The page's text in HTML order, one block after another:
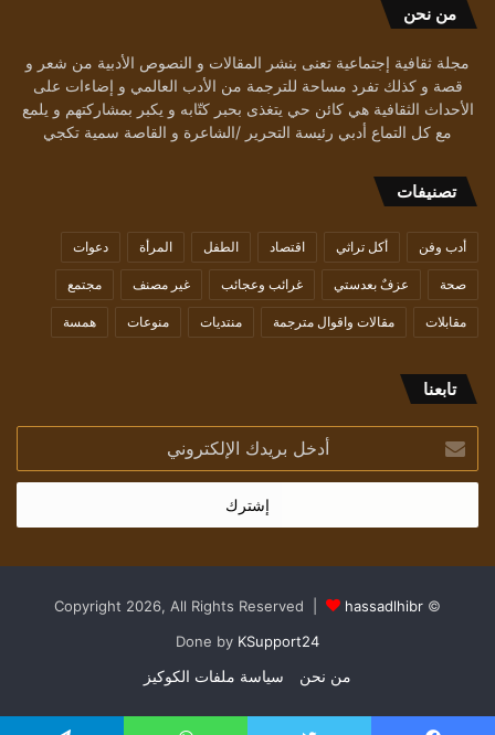
من نحن
مجلة ثقافية إجتماعية تعنى بنشر المقالات و النصوص الأدبية من شعر و
قصة و كذلك تفرد مساحة للترجمة من الأدب العالمي و إضاءات على
الأحداث الثقافية هي كائن حي يتغذى بحبر كتّابه و يكبر بمشاركتهم و يلمع
مع كل التماع أدبي رئيسة التحرير /الشاعرة و القاصة سمية تكجي
تصنيفات
أدب وفن أكل تراثي اقتصاد الطفل المرأة دعوات
صحة عزفٌ بعدستي غرائب وعجائب غير مصنف مجتمع
مقابلات مقالات واقوال مترجمة منتديات منوعات همسة
تابعنا
بريدك
الإلكتروني
© Copyright 2026, All Rights Reserved |
hassadlhibr
Done by KSupport24
من نحن سياسة ملفات الكوكيز